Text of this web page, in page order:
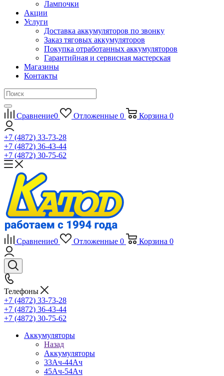
Лампочки
Акции
Услуги
Доставка аккумуляторов по звонку
Заказ тяговых аккумуляторов
Покупка отработанных аккумуляторов
Гарантийная и сервисная мастерская
Магазины
Контакты
Сравнение0 Отложенные 0 Корзина 0
+7 (4872) 33-73-28
+7 (4872) 36-43-44
+7 (4872) 30-75-62
Сравнение0 Отложенные 0 Корзина 0
Телефоны
+7 (4872) 33-73-28
+7 (4872) 36-43-44
+7 (4872) 30-75-62
Аккумуляторы
Назад
Аккумуляторы
33Ач-44Ач
45Ач-54Ач